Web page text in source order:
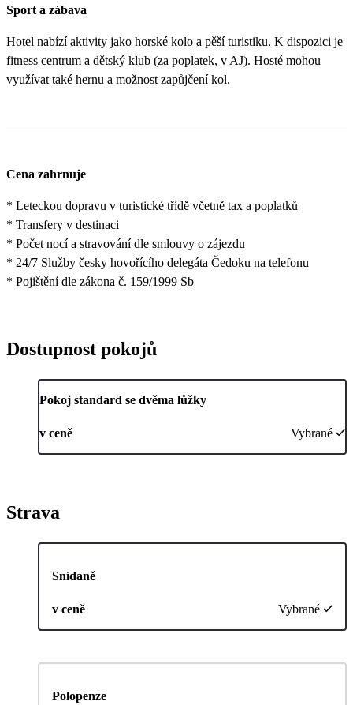
Sport a zábava
Hotel nabízí aktivity jako horské kolo a pěší turistiku. K dispozici je
fitness centrum a dětský klub (za poplatek, v AJ). Hosté mohou
využívat také hernu a možnost zapůjčení kol.
Cena zahrnuje
* Leteckou dopravu v turistické třídě včetně tax a poplatků
* Transfery v destinaci
* Počet nocí a stravování dle smlouvy o zájezdu
* 24/7 Služby česky hovořícího delegáta Čedoku na telefonu
* Pojištění dle zákona č. 159/1999 Sb
Dostupnost pokojů
Pokoj standard se dvěma lůžky
v ceně Vybrané
Strava
Snídaně
v ceně Vybrané
Polopenze